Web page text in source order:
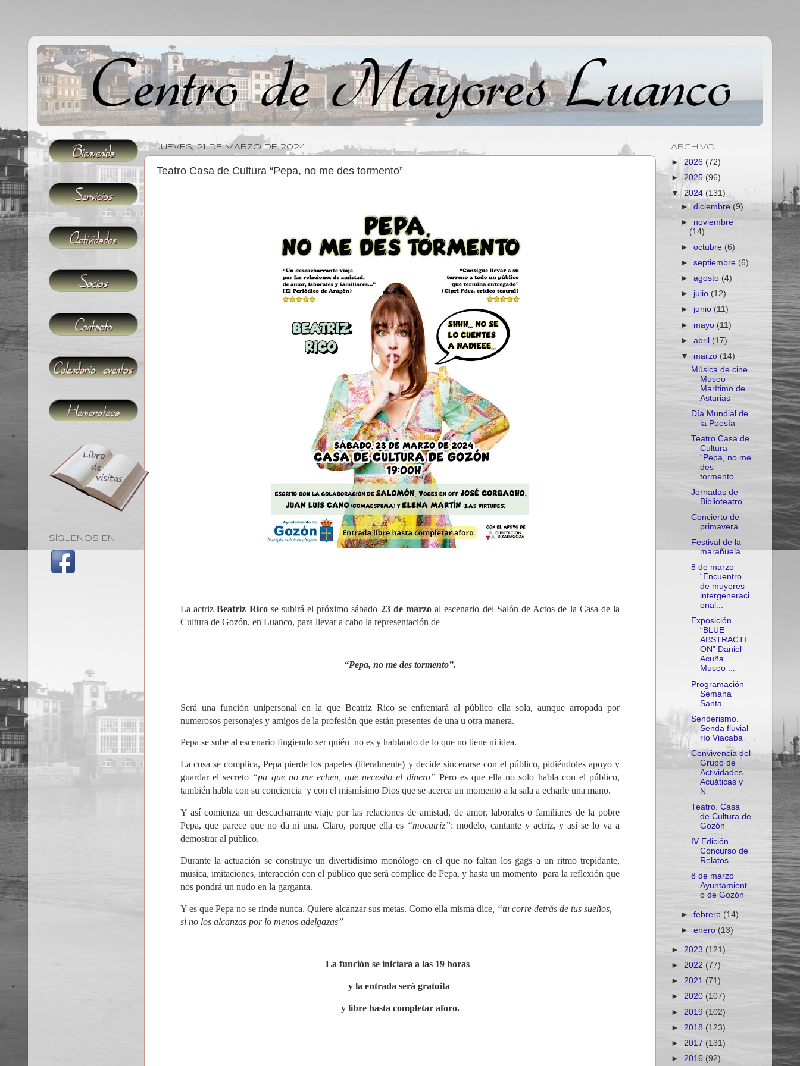
JUEVES, 21 DE MARZO DE 2024
Teatro Casa de Cultura “Pepa, no me des tormento”
La actrizBeatriz Ricose subirá el próximo sábado 23 de marzoal escenario del Salón de Actos de la Casa de la
Cultura de Gozón, en Luanco, para llevar a cabo la representación de
“Pepa, no me des tormento”.
Será una función unipersonal en la que Beatriz Rico se enfrentará al público ella sola, aunque arropada por
numerosos personajes y amigos de la profesión que están presentes de una u otra manera.
Pepa se sube al escenario fingiendo ser quién no es y hablando de lo que no tiene ni idea.
La cosa se complica, Pepa pierde los papeles (literalmente) y decide sincerarse con el público, pidiéndoles apoyo y
guardar el secreto “pa que no me echen, que necesito el dinero” Pero es que ella no solo habla con el público,
también habla con su conciencia y con el mismísimo Dios que se acerca un momento a la sala a echarle una mano.
Y así comienza un descacharrante viaje por las relaciones de amistad, de amor, laborales o familiares de la pobre
Pepa, que parece que no da ni una. Claro, porque ella es “mocatriz”: modelo, cantante y actriz, y así se lo va a
demostrar al público.
Durante la actuación se construye un divertidísimo monólogo en el que no faltan los gags a un ritmo trepidante,
música, imitaciones, interacción con el público que será cómplice de Pepa, y hasta un momento para la reflexión que
nos pondrá un nudo en la garganta.
Y es que Pepa no se rinde nunca. Quiere alcanzar sus metas. Como ella misma dice , “tu corre detrás de tus sueños,
si no los alcanzas por lo menos adelgazas”
La función se iniciará a las 19 horas
y la entrada será gratuita
y libre hasta completar aforo.
SÍGUENOS EN
ARCHIVO
► 2026 (72)
► 2025 (96)
▼ 2024 (131)
►diciembre (9)
► noviembre
(14)
►octubre (6)
►septiembre (6)
►agosto (4)
► julio (12)
►junio (11)
► mayo(11)
►abril(17)
▼ marzo (14)
Música de cine.
Museo
Marítimo de
Asturias
Día Mundial de
la Poesía
Teatro Casa de
Cultura
“Pepa, no me
des
tormento”
Jornadas de
Biblioteatro
Concierto de
primavera
Festival de la
marañuela
8 de marzo
“Encuentro
de muyeres
intergeneraci
onal...
Exposición
“BLUE
ABSTRACTI
ON” Daniel
Acuña.
Museo ...
Programación
Semana
Santa
Senderismo.
Senda fluvial
río Viacaba
Convivencia del
Grupo de
Actividades
Acuáticas y
N...
Teatro. Casa
de Cultura de
Gozón
IV Edición
Concurso de
Relatos
8 de marzo
Ayuntamient
o de Gozón
►febrero (14)
►enero(13)
► 2023 (121)
► 2022 (77)
► 2021 (71)
► 2020 (107)
► 2019 (102)
► 2018 (123)
► 2017 (131)
► 2016 (92)